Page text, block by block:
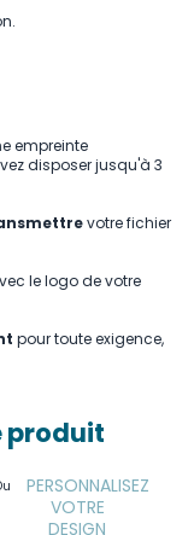
empreinte
disposer jusqu'à 3
votre fichier
le logo de votre
pour toute exigence,
produit
PERSONNALISEZ
VOTRE
DESIGN